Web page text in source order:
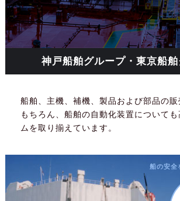
神戸船舶グループ・東京船
船舶、主機、補機、製品および部品の販
もちろん、船舶の自動化装置について
ムを取り揃えています。
船の安全